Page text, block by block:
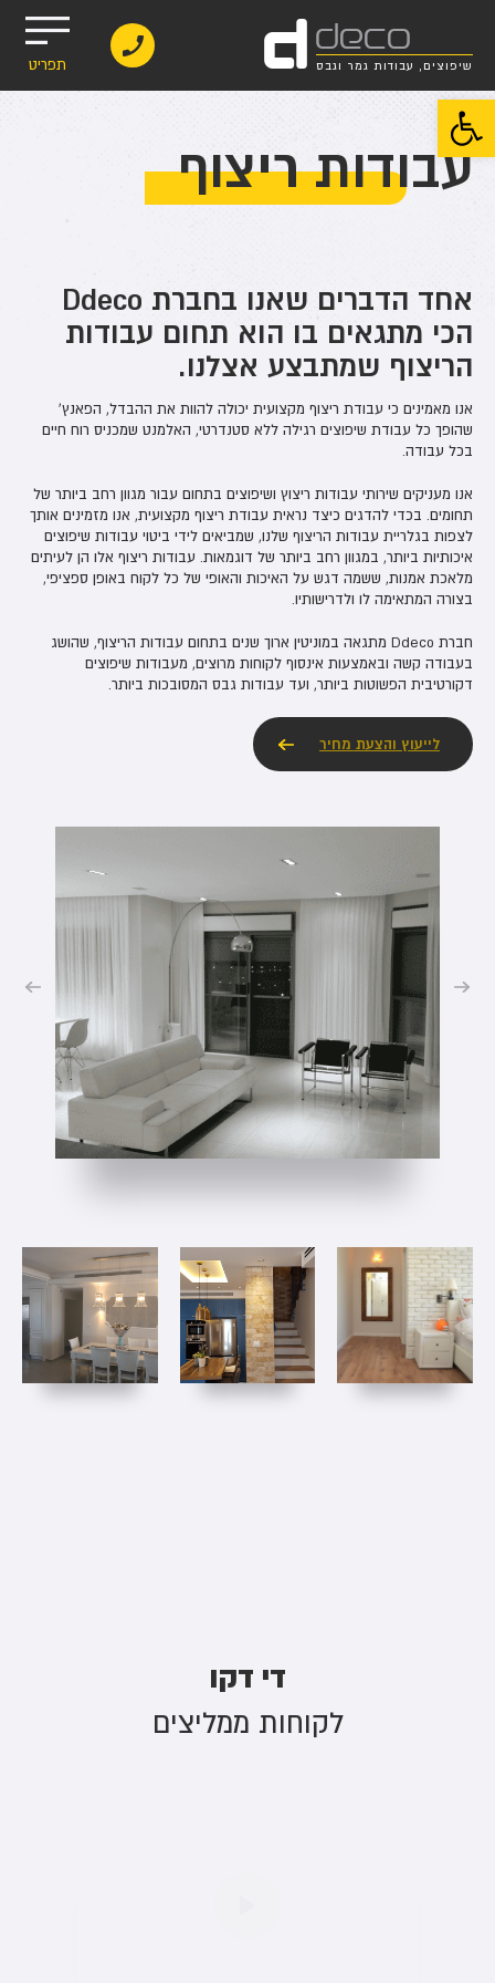
פתח סרגל נגישות
deco
d שיפוצים, עבודות גמר וגבס תפריט
עבודות ריצוף
אחד הדברים שאנו בחברת Ddeco
הכי מתגאים בו הוא תחום עבודות
הריצוף שמתבצע אצלנו.
אנו מאמינים כי עבודת ריצוף מקצועית יכולה להוות את ההבדל, הפאנץ'
שהופך כל עבודת שיפוצים רגילה ללא סטנדרטי, האלמנט שמכניס רוח חיים
בכל עבודה.
אנו מעניקים שירותי עבודות ריצוץ ושיפוצים בתחום עבור מגוון רחב ביותר של
תחומים. בכדי להדגים כיצד נראית עבודת ריצוף מקצועית, אנו מזמינים אותך
לצפות בגלריית עבודות הריצוף שלנו, שמביאים לידי ביטוי עבודות שיפוצים
איכותיות ביותר, במגוון רחב ביותר של דוגמאות. עבודות ריצוף אלו הן לעיתים
מלאכת אמנות, ששמה דגש על האיכות והאופי של כל לקוח באופן ספציפי,
בצורה המתאימה לו ולדרישותיו.
חברת Ddeco מתגאה במוניטין ארוך שנים בתחום עבודות הריצוף, שהושג
בעבודה קשה ובאמצעות אינסוף לקוחות מרוצים, מעבודות שיפוצים
דקורטיבית הפשוטות ביותר, ועד עבודות גבס המסובכות ביותר.
לייעוץ והצעת מחיר
די דקו
לקוחות ממליצים